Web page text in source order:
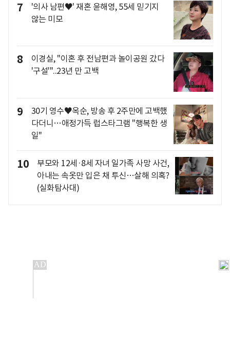
7
'의사 남편♥' 재혼 윤해영, 55세 믿기지
않는 미모
8
이경실, "이혼 후 전남편과 놀이공원 갔다
'구설'"..23년 만 고백
9
30기 영수♥옥순, 방송 후 2주만에 고백했
다더니…애정가득 럽스타그램 "행복한 생
일"
10
부모와 12세·8세 자녀 일가족 사망 사건,
아내는 속옷만 입은 채 투신…살해 의혹?
(실화탐사대)